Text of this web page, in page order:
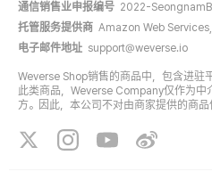
通信销售业申报编号 2022-
托管服务提供商 Amazon Web
电子邮件地址 support@weverse.io
Weverse Shop销售的商品中，包含进驻
此类商品，Weverse Company仅作为中
方。因此，本公司不对由商家提供的商